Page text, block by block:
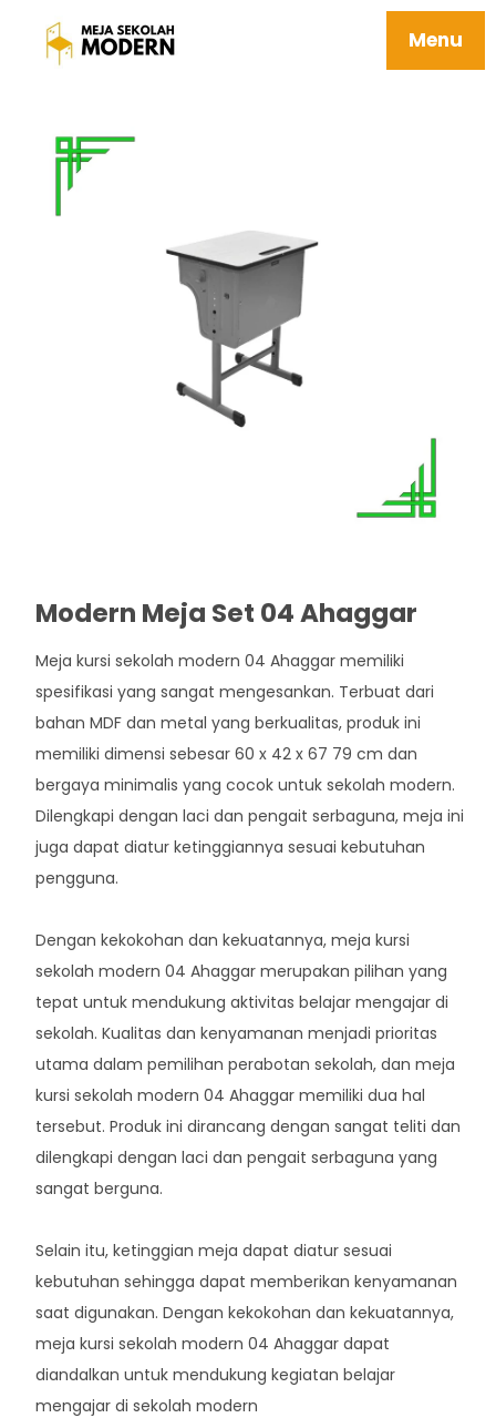
Menu
Meja Kelas Sekolah Berkualitas Tersedia
Ukuran Sd Smp Sma 04 Ahaggar
Modern Meja Set 04 Ahaggar
Meja kursi sekolah modern 04 Ahaggar memiliki
spesifikasi yang sangat mengesankan. Terbuat dari
bahan MDF dan metal yang berkualitas, produk ini
memiliki dimensi sebesar 60 x 42 x 67 79 cm dan
bergaya minimalis yang cocok untuk sekolah modern.
Dilengkapi dengan laci dan pengait serbaguna, meja ini
juga dapat diatur ketinggiannya sesuai kebutuhan
pengguna.
Dengan kekokohan dan kekuatannya, meja kursi
sekolah modern 04 Ahaggar merupakan pilihan yang
tepat untuk mendukung aktivitas belajar mengajar di
sekolah. Kualitas dan kenyamanan menjadi prioritas
utama dalam pemilihan perabotan sekolah, dan meja
kursi sekolah modern 04 Ahaggar memiliki dua hal
tersebut. Produk ini dirancang dengan sangat teliti dan
dilengkapi dengan laci dan pengait serbaguna yang
sangat berguna.
Selain itu, ketinggian meja dapat diatur sesuai
kebutuhan sehingga dapat memberikan kenyamanan
saat digunakan. Dengan kekokohan dan kekuatannya,
meja kursi sekolah modern 04 Ahaggar dapat
diandalkan untuk mendukung kegiatan belajar
mengajar di sekolah modern